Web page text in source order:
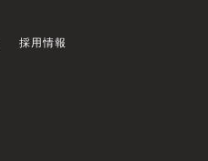
採用情報